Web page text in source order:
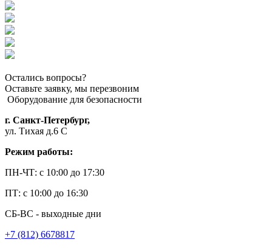
Остались вопросы?
Оставьте заявку, мы перезвоним
Оборудование для безопасности
г. Санкт-Петербург,
ул. Тихая д.6 С
Режим работы:
ПН-ЧТ: с 10:00 до 17:30
ПТ: с 10:00 до 16:30
СБ-ВС - выходные дни
+7 (812) 6678817